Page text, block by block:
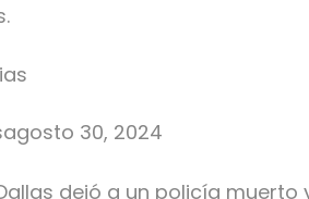
30, 2024